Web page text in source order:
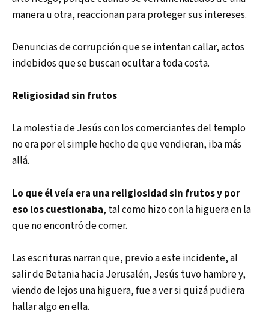
manera u otra, reaccionan para proteger sus intereses.
Denuncias de corrupción que se intentan callar, actos
indebidos que se buscan ocultar a toda costa.
Religiosidad sin frutos
La molestia de Jesús con los comerciantes del templo
no era por el simple hecho de que vendieran, iba más
allá.
Lo que él veía era una religiosidad sin frutos y por
eso los cuestionaba, tal como hizo con la higuera en la
que no encontró de comer.
Las escrituras narran que, previo a este incidente, al
salir de Betania hacia Jerusalén, Jesús tuvo hambre y,
viendo de lejos una higuera, fue a ver si quizá pudiera
hallar algo en ella.